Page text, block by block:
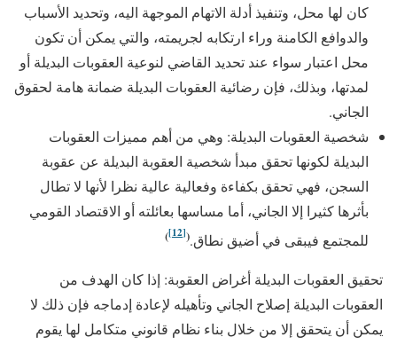
كان لها محل، وتنفيذ أدلة الاتهام الموجهة اليه، وتحديد الأسباب
والدوافع الكامنة وراء ارتكابه لجريمته، والتي يمكن أن تكون
محل اعتبار سواء عند تحديد القاضي لنوعية العقوبات البديلة أو
لمدتها، وبذلك، فإن رضائية العقوبات البديلة ضمانة هامة لحقوق
الجاني.
شخصية العقوبات البديلة: وهي من أهم مميزات العقوبات
البديلة لكونها تحقق مبدأ شخصية العقوبة البديلة عن عقوبة
السجن، فهي تحقق بكفاءة وفعالية عالية نظرا لأنها لا تطال
بأثرها كثيرا إلا الجاني، أما مساسها بعائلته أو الاقتصاد القومي
للمجتمع فيبقى في أضيق نطاق.(
[12]
)
تحقيق العقوبات البديلة أغراض العقوبة: إذا كان الهدف من
العقوبات البديلة إصلاح الجاني وتأهيله لإعادة إدماجه فإن ذلك لا
يمكن أن يتحقق إلا من خلال بناء نظام قانوني متكامل لها يقوم